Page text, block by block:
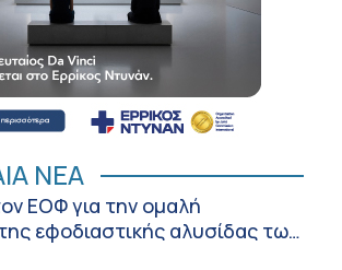
ΝΕΑ
ΕΟΦ για την ομαλή
εφοδιαστικής αλυσίδας των
διάρκεια του καλοκαιριού